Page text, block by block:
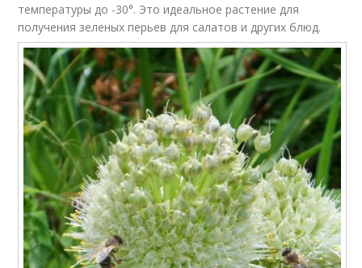
температуры до -30°. Это идеальное растение для
получения зеленых перьев для салатов и других блюд.